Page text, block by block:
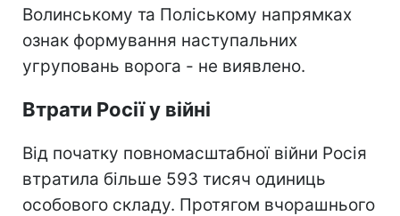
Волинському та Поліському напрямках
ознак формування наступальних
угруповань ворога - не виявлено.
Втрати Росії у війні
Від початку повномасштабної війни Росія
втратила більше 593 тисяч одиниць
особового складу. Протягом вчорашнього